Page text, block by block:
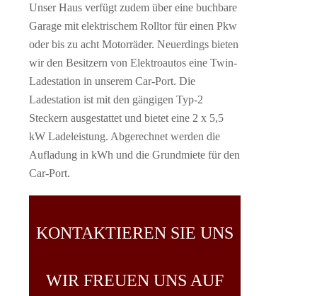
Unser Haus verfügt zudem über eine buchbare
Garage mit elektrischem Rolltor für einen Pkw
oder bis zu acht Motorräder. Neuerdings bieten
wir den Besitzern von Elektroautos eine Twin-
Ladestation in unserem Car-Port. Die
Ladestation ist mit den gängigen Typ-2
Steckern ausgestattet und bietet eine 2 x 5,5
kW Ladeleistung. Abgerechnet werden die
Aufladung in kWh und die Grundmiete für den
Car-Port.
KONTAKTIEREN SIE UNS
WIR FREUEN UNS AUF